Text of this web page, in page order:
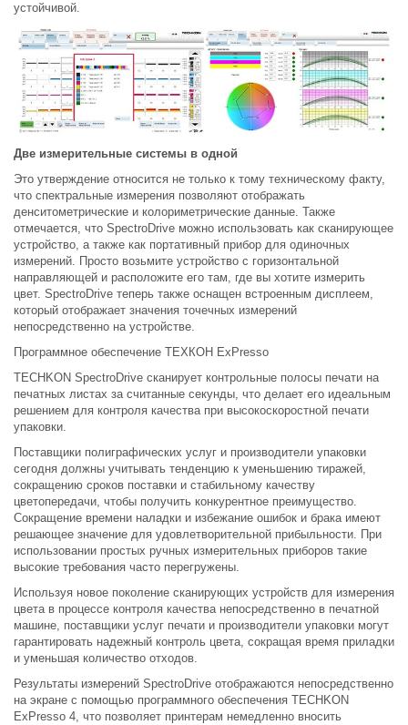
устойчивой.
Две измерительные системы в одной
Это утверждение относится не только к тому техническому факту,
что спектральные измерения позволяют отображать
денситометрические и колориметрические данные. Также
отмечается, что SpectroDrive можно использовать как сканирующее
устройство, а также как портативный прибор для одиночных
измерений. Просто возьмите устройство с горизонтальной
направляющей и расположите его там, где вы хотите измерить
цвет. SpectroDrive теперь также оснащен встроенным дисплеем,
который отображает значения точечных измерений
непосредственно на устройстве.
Программное обеспечение ТЕХКОН ExPresso
TECHKON SpectroDrive сканирует контрольные полосы печати на
печатных листах за считанные секунды, что делает его идеальным
решением для контроля качества при высокоскоростной печати
упаковки.
Поставщики полиграфических услуг и производители упаковки
сегодня должны учитывать тенденцию к уменьшению тиражей,
сокращению сроков поставки и стабильному качеству
цветопередачи, чтобы получить конкурентное преимущество.
Сокращение времени наладки и избежание ошибок и брака имеют
решающее значение для удовлетворительной прибыльности. При
использовании простых ручных измерительных приборов такие
высокие требования часто перегружены.
Используя новое поколение сканирующих устройств для измерения
цвета в процессе контроля качества непосредственно в печатной
машине, поставщики услуг печати и производители упаковки могут
гарантировать надежный контроль цвета, сокращая время приладки
и уменьшая количество отходов.
Результаты измерений SpectroDrive отображаются непосредственно
на экране с помощью программного обеспечения TECHKON
ExPresso 4, что позволяет принтерам немедленно вносить